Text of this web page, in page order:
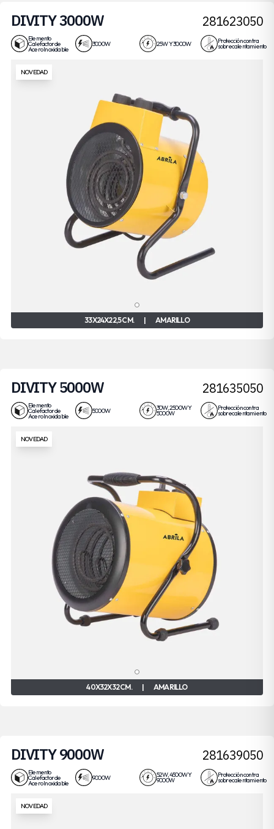
DIVITY 3000W 281623050
Elemento
Calefactor de
Acero Inoxidable
3000W 25W Y 3000W Protección contra
sobrecalentamiento
NOVEDAD
33X24X22,5 CM. | AMARILLO
DIVITY 5000W 281635050
Elemento
Calefactor de
Acero Inoxidable
5000W 30W, 2500W Y
5000W
Protección contra
sobrecalentamiento
NOVEDAD
40X32X32 CM. | AMARILLO
DIVITY 9000W 281639050
Elemento
Calefactor de
Acero Inoxidable
9000W 52W, 4500W Y
9000W
Protección contra
sobrecalentamiento
NOVEDAD